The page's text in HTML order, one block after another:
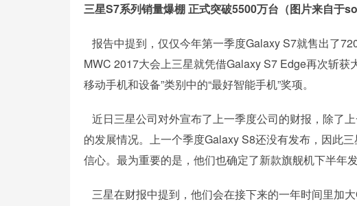
三星S7系列销量爆棚 正式突破5500万台（图片来自于
报告中提到，仅仅今年第一季度Galaxy S7就售出了
MWC 2017大会上三星就凭借Galaxy S7 Edge再次斩
移动手机和设备”类别中的“最好智能手机”奖项。
近日三星公司对外宣布了上一季度公司的财报，除了
的发展情况。上一个季度Galaxy S8还没有发布，因此
信心。最为重要的是，他们也确定了新款旗舰机下半年发
三星在财报中提到，他们会在接下来的一年时间里加